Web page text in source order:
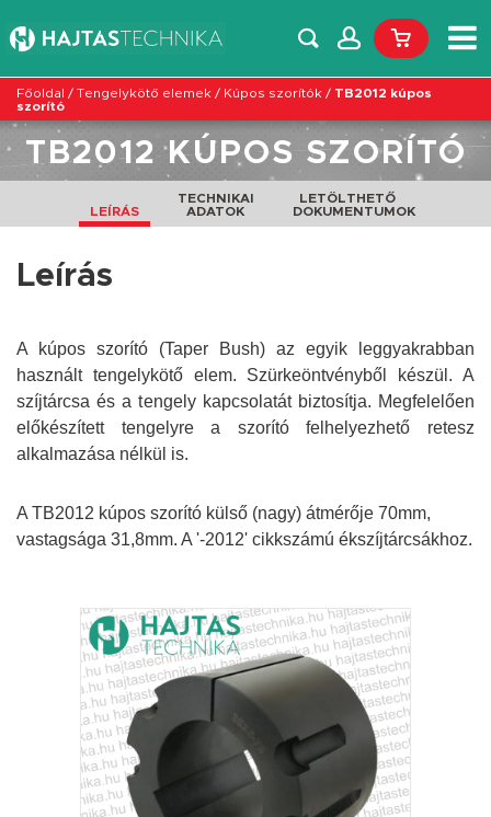
Főoldal / Tengelykötő elemek / Kúpos szorítók / TB2012 kúpos
szorító
TB2012 KÚPOS SZORÍTÓ
LEÍRÁS
TECHNIKAI
ADATOK
LETÖLTHETŐ
DOKUMENTUMOK
Leírás
A kúpos szorító (Taper Bush) az egyik leggyakrabban
használt tengelykötő elem. Szürkeöntvényből készül. A
szíjtárcsa és a tengely kapcsolatát biztosítja. Megfelelően
előkészített tengelyre a szorító felhelyezhető retesz
alkalmazása nélkül is.
A TB2012 kúpos szorító külső (nagy) átmérője 70mm,
vastagsága 31,8mm. A '-2012' cikkszámú ékszíjtárcsákhoz.